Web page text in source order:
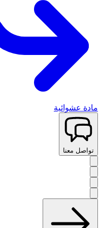
مادة عشوائية
تواصل معنا